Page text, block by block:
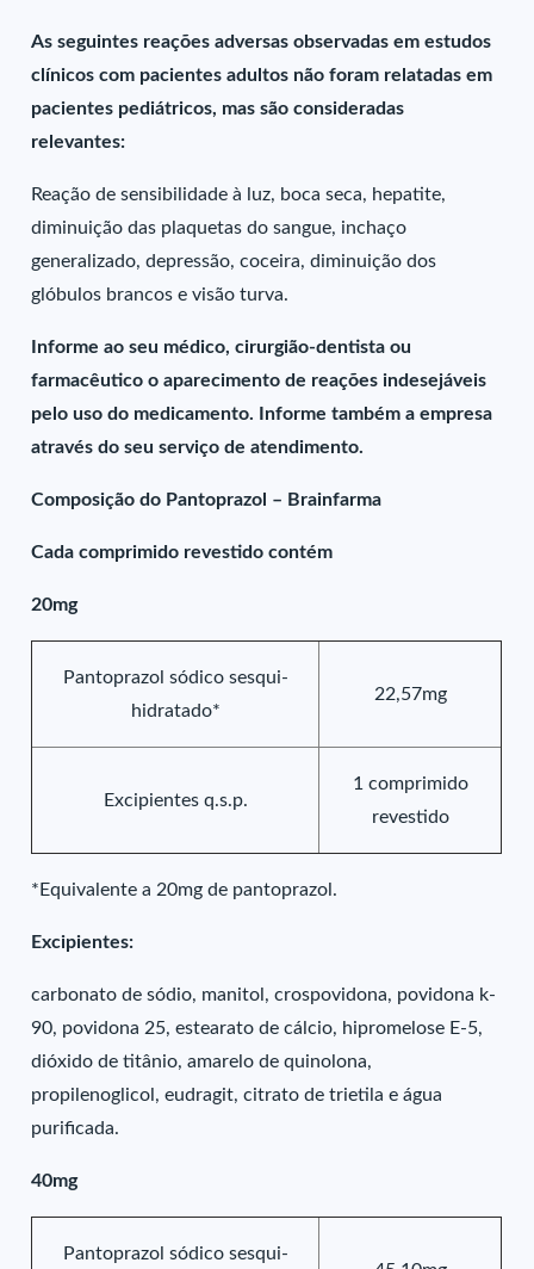
As seguintes reações adversas observadas em estudos
clínicos com pacientes adultos não foram relatadas em
pacientes pediátricos, mas são consideradas
relevantes:
Reação de sensibilidade à luz, boca seca, hepatite,
diminuição das plaquetas do sangue, inchaço
generalizado, depressão, coceira, diminuição dos
glóbulos brancos e visão turva.
Informe ao seu médico, cirurgião-dentista ou
farmacêutico o aparecimento de reações indesejáveis
pelo uso do medicamento. Informe também a empresa
através do seu serviço de atendimento.
Composição do Pantoprazol – Brainfarma
Cada comprimido revestido contém
20mg
Pantoprazol sódico sesqui-
hidratado*
22,57mg
Excipientes q.s.p.
1 comprimido
revestido
*Equivalente a 20mg de pantoprazol.
Excipientes:
carbonato de sódio, manitol, crospovidona, povidona k-
90, povidona 25, estearato de cálcio, hipromelose E-5,
dióxido de titânio, amarelo de quinolona,
propilenoglicol, eudragit, citrato de trietila e água
purificada.
40mg
Pantoprazol sódico sesqui-